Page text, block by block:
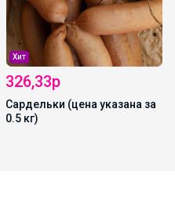
Хит
326,33р
Сардельки (цена указана за
0.5 кг)